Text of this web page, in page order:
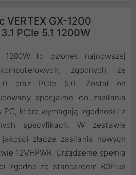
VERTEX GX-1200
PCIe 5.1 1200W
to członek najnowszej
zgodnych ze
oraz PCIe 5.0. Został on
specjalnie do zasilania
PC, które wymagają zgodności z
specyfikacji. W zestawie
złącze zasilania nowych
12VHPWR. Urządzenie spełnia
zgodne ze standardem 80Plus